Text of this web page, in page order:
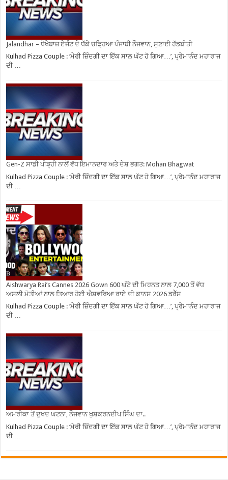
Jalandhar – ਧੋਖੇਬਾਜ਼ ਏਜੰਟ ਦੇ ਧੱਕੇ ਚੜ੍ਹਿਆ ਪੰਜਾਬੀ ਨੌਜਵਾਨ, ਸੁਣਾਈ ਹੱਡਬੀਤੀ
Kulhad Pizza Couple : ‘ਮੇਰੀ ਜ਼ਿੰਦਗੀ ਦਾ ਇੱਕ ਸਾਲ ਘੱਟ ਹੋ ਗਿਆ…’, ਪ੍ਰੇਮਾਨੰਦ ਮਹਾਰਾਜ
ਦੀ …
Gen-Z ਸਾਡੀ ਪੀੜ੍ਹੀ ਨਾਲੋਂ ਵੱਧ ਇਮਾਨਦਾਰ ਅਤੇ ਦੇਸ਼ ਭਗਤ: Mohan Bhagwat
Kulhad Pizza Couple : ‘ਮੇਰੀ ਜ਼ਿੰਦਗੀ ਦਾ ਇੱਕ ਸਾਲ ਘੱਟ ਹੋ ਗਿਆ…’, ਪ੍ਰੇਮਾਨੰਦ ਮਹਾਰਾਜ
ਦੀ …
Aishwarya Rai’s Cannes 2026 Gown 600 ਘੰਟੇ ਦੀ ਮਿਹਨਤ ਨਾਲ 7,000 ਤੋਂ ਵੱਧ
ਅਸਲੀ ਮੋਤੀਆਂ ਨਾਲ ਤਿਆਰ ਹੋਈ ਐਸ਼ਵਰਿਆ ਰਾਏ ਦੀ ਕਾਨਸ 2026 ਡਰੈੱਸ
Kulhad Pizza Couple : ‘ਮੇਰੀ ਜ਼ਿੰਦਗੀ ਦਾ ਇੱਕ ਸਾਲ ਘੱਟ ਹੋ ਗਿਆ…’, ਪ੍ਰੇਮਾਨੰਦ ਮਹਾਰਾਜ
ਦੀ …
ਅਮਰੀਕਾ ਤੋਂ ਦੁਖਦ ਘਟਨਾ, ਨੌਜਵਾਨ ਖੁਸ਼ਕਰਨਦੀਪ ਸਿੰਘ ਦਾ..
Kulhad Pizza Couple : ‘ਮੇਰੀ ਜ਼ਿੰਦਗੀ ਦਾ ਇੱਕ ਸਾਲ ਘੱਟ ਹੋ ਗਿਆ…’, ਪ੍ਰੇਮਾਨੰਦ ਮਹਾਰਾਜ
ਦੀ …